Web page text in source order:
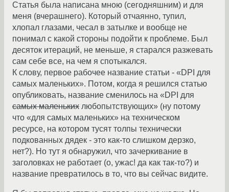
Статья была написана мною (сегодняшним) и для
меня (вчерашнего). Который отчаянно, тупил,
хлопал глазами, чесал в затылке и вообще не
понимал с какой стороны подойти к проблеме. Был
десяток итераций, не меньше, я старался разжевать
сам себе все, на чем я спотыкался.
К слову, первое рабочее название статьи - «DPI для
самых маленьких». Потом, когда я решился статью
опубликовать, название сменилось на «DPI для
самых маленьких любопытствующих» (ну потому
что «для самых маленьких» на техническом
ресурсе, на котором тусят толпы технически
подкованных дядек - это как-то слишком дерзко,
нет?). Но тут я обнаружил, что зачеркивание в
заголовках не работает (о, ужас! да как так-то?) и
название превратилось в то, что вы сейчас видите.